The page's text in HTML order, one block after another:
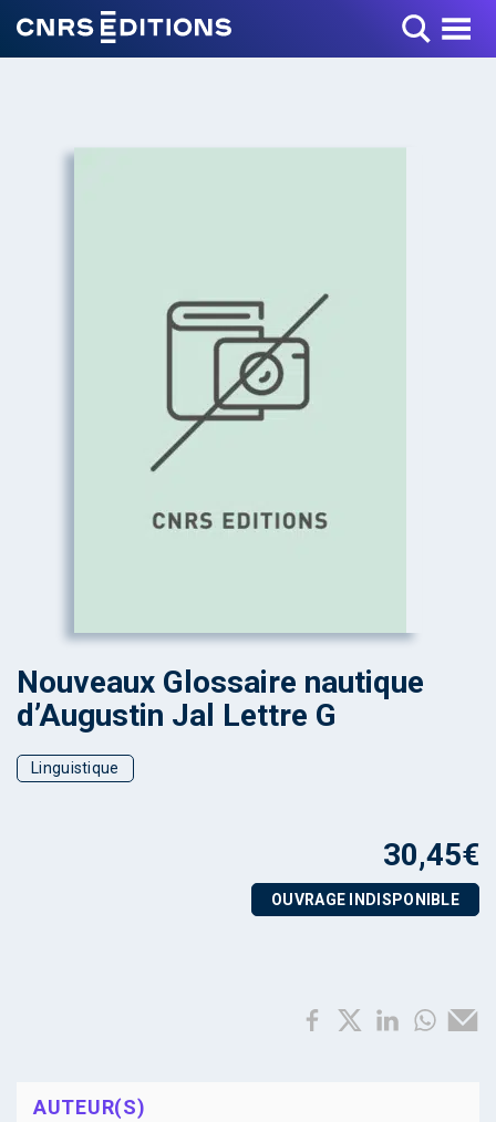
Toggle Menu
Nouveaux Glossaire nautique
d’Augustin Jal Lettre G
Linguistique
30,45€
OUVRAGE INDISPONIBLE
AUTEUR(S)